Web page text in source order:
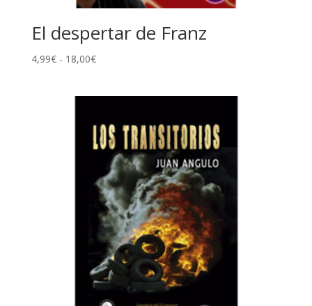
El despertar de Franz
4,99€ - 18,00€Rango
4,99€
hasta
18,00€